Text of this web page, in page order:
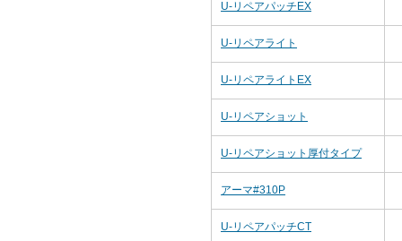
U-リペアパッチEX
U-リペアライト
U-リペアライトEX
U-リペアショット
U-リペアショット厚付タイプ
アーマ#310P
U-リペアパッチCT